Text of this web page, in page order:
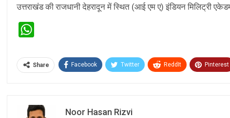
उत्तराखंड की राजधानी देहरादून में स्थित (आई एम ए) इंडियन मिलिट्री
Share Facebook Twitter ReddIt Pinterest
Noor Hasan Rizvi